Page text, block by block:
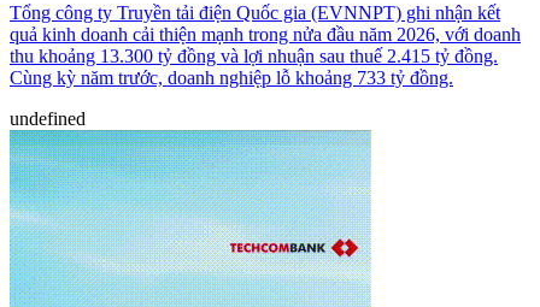
Tổng công ty Truyền tải điện Quốc gia (EVNNPT) ghi nhận kết
quả kinh doanh cải thiện mạnh trong nửa đầu năm 2026, với doanh
thu khoảng 13.300 tỷ đồng và lợi nhuận sau thuế 2.415 tỷ đồng.
Cùng kỳ năm trước, doanh nghiệp lỗ khoảng 733 tỷ đồng.
undefined